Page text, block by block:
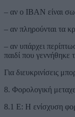
– αν ο IBAN είναι
– αν πληρούνται τα
– αν υπάρχει
παιδί που γεννήθηκε
Για διευκρινίσεις
8. Φορολογική
8.1 Ε: Η ενίσχυση